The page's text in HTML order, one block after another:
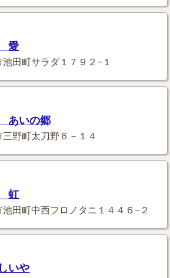
愛
池田町サラダ１７９２−１
あいの郷
三野町太刀野６－１４
虹
池田町中西フロノタニ１４４６−２
いや